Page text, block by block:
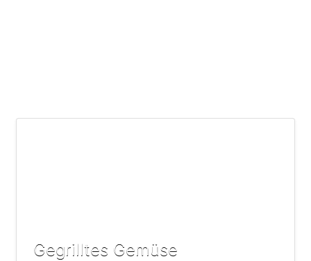
Gegrilltes Gemüse